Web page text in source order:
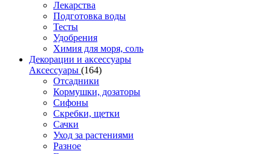
Лекарства
Подготовка воды
Тесты
Удобрения
Химия для моря, соль
Декорации и аксессуары
Аксессуары (164)
Отсадники
Кормушки, дозаторы
Сифоны
Скребки, щетки
Сачки
Уход за растениями
Разное